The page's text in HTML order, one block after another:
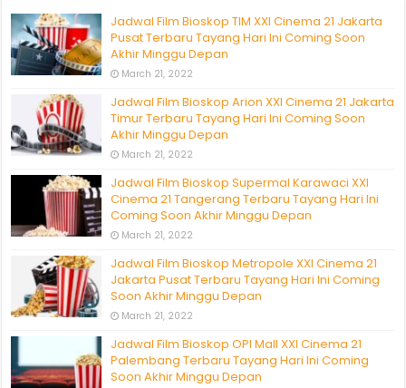
Jadwal Film Bioskop TIM XXI Cinema 21 Jakarta
Pusat Terbaru Tayang Hari Ini Coming Soon
Akhir Minggu Depan
March 21, 2022
Jadwal Film Bioskop Arion XXI Cinema 21 Jakarta
Timur Terbaru Tayang Hari Ini Coming Soon
Akhir Minggu Depan
March 21, 2022
Jadwal Film Bioskop Supermal Karawaci XXI
Cinema 21 Tangerang Terbaru Tayang Hari Ini
Coming Soon Akhir Minggu Depan
March 21, 2022
Jadwal Film Bioskop Metropole XXI Cinema 21
Jakarta Pusat Terbaru Tayang Hari Ini Coming
Soon Akhir Minggu Depan
March 21, 2022
Jadwal Film Bioskop OPI Mall XXI Cinema 21
Palembang Terbaru Tayang Hari Ini Coming
Soon Akhir Minggu Depan